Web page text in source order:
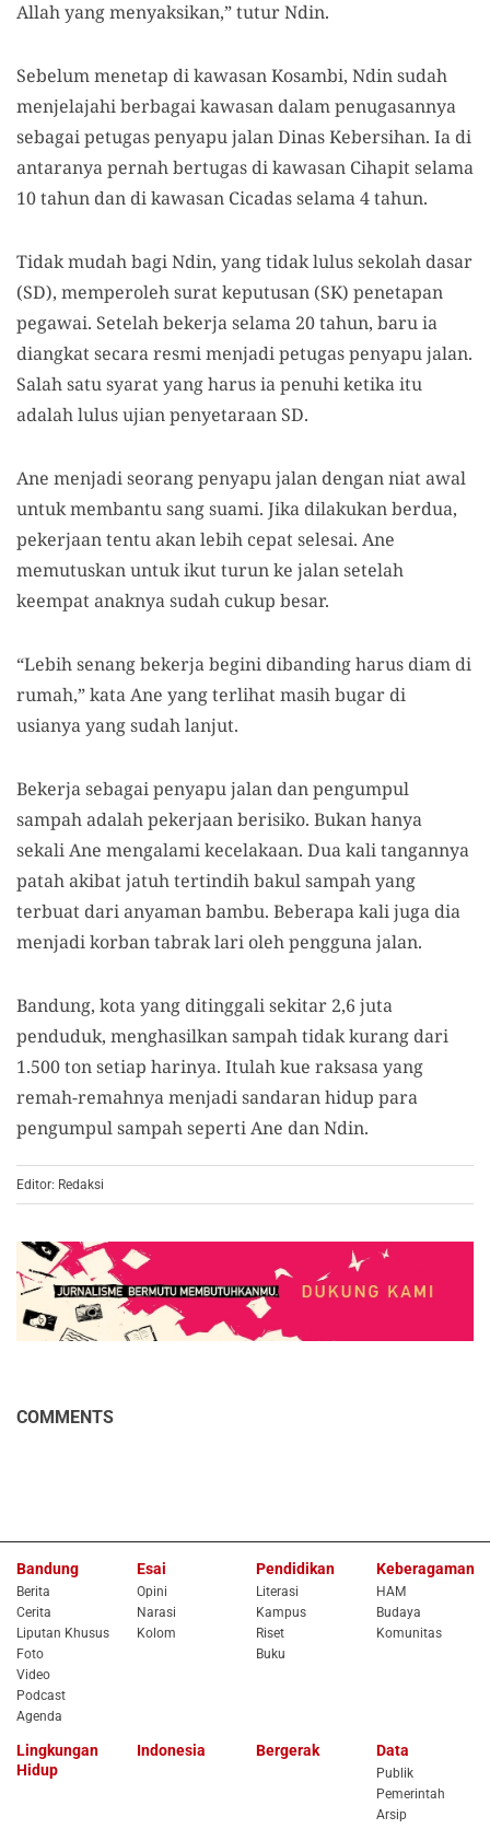
Allah yang menyaksikan,” tutur Ndin.
Sebelum menetap di kawasan Kosambi, Ndin sudah
menjelajahi berbagai kawasan dalam penugasannya
sebagai petugas penyapu jalan Dinas Kebersihan. Ia di
antaranya pernah bertugas di kawasan Cihapit selama
10 tahun dan di kawasan Cicadas selama 4 tahun.
Tidak mudah bagi Ndin, yang tidak lulus sekolah dasar
(SD), memperoleh surat keputusan (SK) penetapan
pegawai. Setelah bekerja selama 20 tahun, baru ia
diangkat secara resmi menjadi petugas penyapu jalan.
Salah satu syarat yang harus ia penuhi ketika itu
adalah lulus ujian penyetaraan SD.
Ane menjadi seorang penyapu jalan dengan niat awal
untuk membantu sang suami. Jika dilakukan berdua,
pekerjaan tentu akan lebih cepat selesai. Ane
memutuskan untuk ikut turun ke jalan setelah
keempat anaknya sudah cukup besar.
“Lebih senang bekerja begini dibanding harus diam di
rumah,” kata Ane yang terlihat masih bugar di
usianya yang sudah lanjut.
Bekerja sebagai penyapu jalan dan pengumpul
sampah adalah pekerjaan berisiko. Bukan hanya
sekali Ane mengalami kecelakaan. Dua kali tangannya
patah akibat jatuh tertindih bakul sampah yang
terbuat dari anyaman bambu. Beberapa kali juga dia
menjadi korban tabrak lari oleh pengguna jalan.
Bandung, kota yang ditinggali sekitar 2,6 juta
penduduk, menghasilkan sampah tidak kurang dari
1.500 ton setiap harinya. Itulah kue raksasa yang
remah-remahnya menjadi sandaran hidup para
pengumpul sampah seperti Ane dan Ndin.
Editor: Redaksi
COMMENTS
Bandung
Berita
Cerita
Liputan Khusus
Foto
Video
Podcast
Agenda
Esai
Opini
Narasi
Kolom
Pendidikan
Literasi
Kampus
Riset
Buku
Keberagaman
HAM
Budaya
Komunitas
Lingkungan
Hidup
Indonesia Bergerak Data
Publik
Pemerintah
Arsip